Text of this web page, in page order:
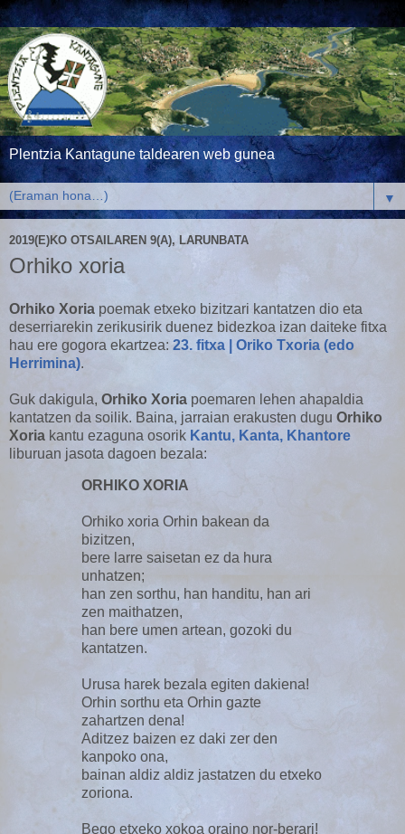
Plentzia Kantagune taldearen web gunea
▼
2019(E)KO OTSAILAREN 9(A), LARUNBATA
Orhiko xoria
Orhiko Xoria poemak etxeko bizitzari kantatzen dio eta
deserriarekin zerikusirik duenez bidezkoa izan daiteke fitxa
hau ere gogora ekartzea: 23. fitxa | Oriko Txoria (edo
Herrimina).
Guk dakigula, Orhiko Xoria poemaren lehen ahapaldia
kantatzen da soilik. Baina, jarraian erakusten dugu Orhiko
Xoria kantu ezaguna osorik Kantu, Kanta, Khantore
liburuan jasota dagoen bezala:
ORHIKO XORIA
Orhiko xoria Orhin bakean da
bizitzen,
bere larre saisetan ez da hura
unhatzen;
han zen sorthu, han handitu, han ari
zen maithatzen,
han bere umen artean, gozoki du
kantatzen.
Urusa harek bezala egiten dakiena!
Orhin sorthu eta Orhin gazte
zahartzen dena!
Aditzez baizen ez daki zer den
kanpoko ona,
bainan aldiz aldiz jastatzen du etxeko
zoriona.
Bego etxeko xokoa oraino nor-berari!